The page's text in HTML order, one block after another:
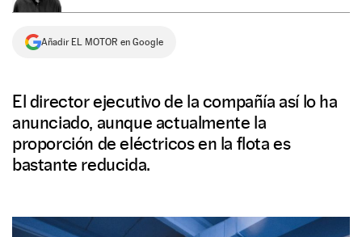
Añadir EL MOTOR en Google
El director ejecutivo de la compañía así lo ha
anunciado, aunque actualmente la
proporción de eléctricos en la flota es
bastante reducida.